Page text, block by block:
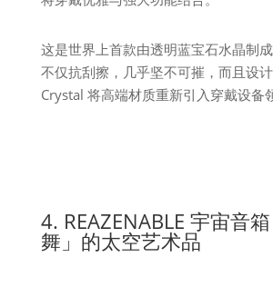
这是世界上首款由透明蓝宝石水晶制
不仅抗刮擦，几乎坚不可摧，而且设计
Crystal 将高端材质重新引入穿戴设备
4. REAZENABLE 宇宙音
舞」的太空艺术品